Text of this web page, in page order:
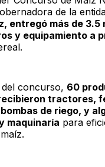
de la
entregó más de 3.5
y equipamiento a
concurso, 60
tractores,
de riego, y
maquinaría para